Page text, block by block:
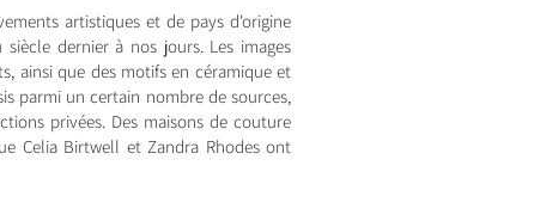
artistiques et de pays d'origine
dernier à nos jours. Les images
ainsi que des motifs en céramique et
parmi un certain nombre de sources,
privées. Des maisons de couture
Celia Birtwell et Zandra Rhodes ont